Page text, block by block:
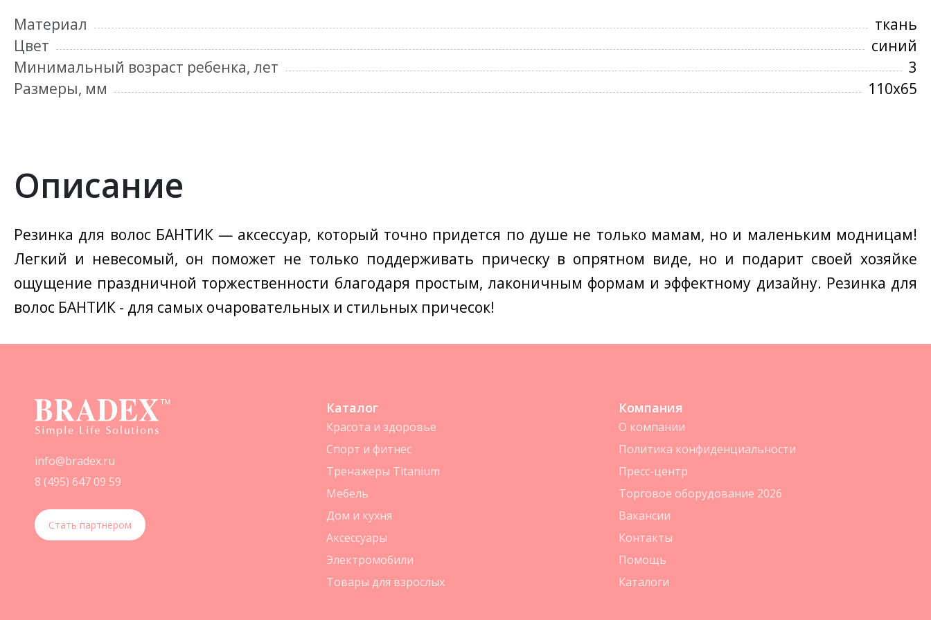
Материал
ткань
Цвет
синий
Минимальный возраст ребенка, лет
3
Размеры, мм
110х65
Описание
Резинка для волос БАНТИК — аксессуар, который точно придется по душе не только мамам, но и маленьким модницам!
Легкий и невесомый, он поможет не только поддерживать прическу в опрятном виде, но и подарит своей хозяйке
ощущение праздничной торжественности благодаря простым, лаконичным формам и эффектному дизайну. Резинка для
волос БАНТИК - для самых очаровательных и стильных причесок!
info@bradex.ru
8 (495) 647 09 59
Стать партнером
Каталог
Красота и здоровье
Спорт и фитнес
Тренажеры Titanium
Мебель
Дом и кухня
Аксессуары
Электромобили
Товары для взрослых
Компания
О компании
Политика конфиденциальности
Пресс-центр
Торговое оборудование 2026
Вакансии
Контакты
Помощь
Каталоги